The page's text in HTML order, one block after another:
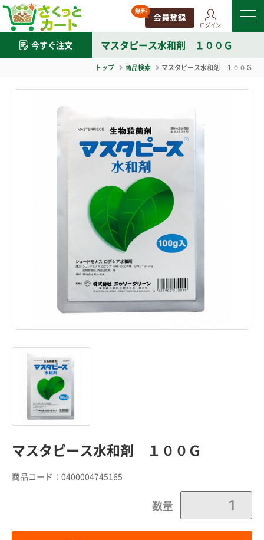
ログイン
今すぐ注文 マスタピース水和剤 １００Ｇ
トップ 商品検索 マスタピース水和剤 １００Ｇ
マスタピース水和剤 １００Ｇ
商品コード： 0400004745165
数量